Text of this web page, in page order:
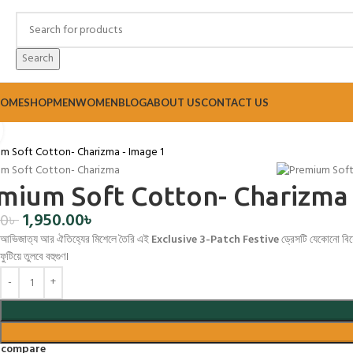
Search
SHOPMENWOMENBLOGABOUT USCONTACT US
Home Women Dresses Three Piece Premium Soft Cotton- Charizma
Soft Cotton- Charizma
৳1,950.00৳
আভিজাত্য আর ঐতিহ্যের মিশেলে তৈরি এইExclusive 3-Patch Festiveড্রেসটি যেকোনো
ফুটিয়ে তুলবে বহুগুণ।